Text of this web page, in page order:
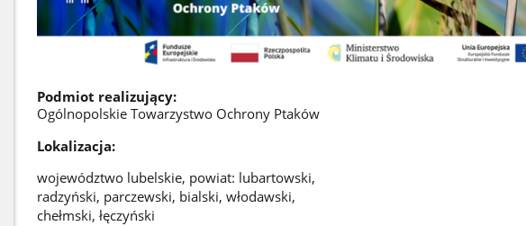
Podmiot realizujący:
Ogólnopolskie Towarzystwo Ochrony Ptaków
Lokalizacja:
województwo lubelskie, powiat: lubartowski,
radzyński, parczewski, bialski, włodawski,
chełmski, łęczyński